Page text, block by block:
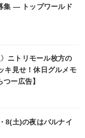
集 ― トップワールド
〉ニトリモール枚方の
キ見せ！休日グルメモ
ー広告】
8(土)の夜はバルナイ